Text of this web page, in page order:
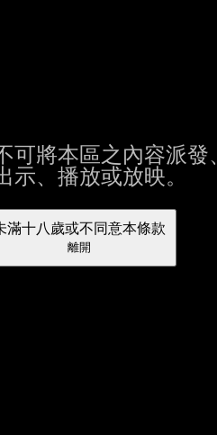
將本區之內容派
、播放或放映。
滿十八歲或不同意本條款
離開